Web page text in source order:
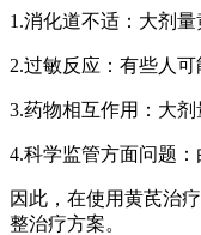
1.消化道不适：大剂
2.过敏反应：有些人
3.药物相互作用：大
4.科学监管方面问题
因此，在使用黄芪治
整治疗方案。